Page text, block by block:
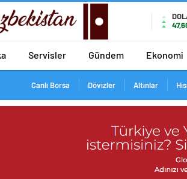
Servisler Gündem Ekonomi
Canlı Borsa Dövizler Altınlar